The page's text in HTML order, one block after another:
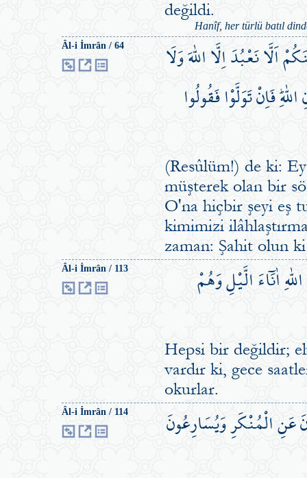
değildi.
Hanîf, her türlü batıl
Âl-i İmrân / 64
اَلَّا نَعْبُدَ اِلَّا اللّٰهَ وَلَا
فَاِنْ تَوَلَّوْا فَقُولُوا
(Resûlüm!) de ki:
müşterek olan bir
O'na hiçbir şeyi eş
kimimizi
zaman: Şahit olun
Âl-i İmrân / 113 اٰنَٓاءَ الَّيْلِ وَهُمْ
Hepsi bir değildir;
vardır ki, gece
okurlar.
Âl-i İmrân / 114 عَنِ الْمُنْكَرِ وَيُسَارِعُونَ